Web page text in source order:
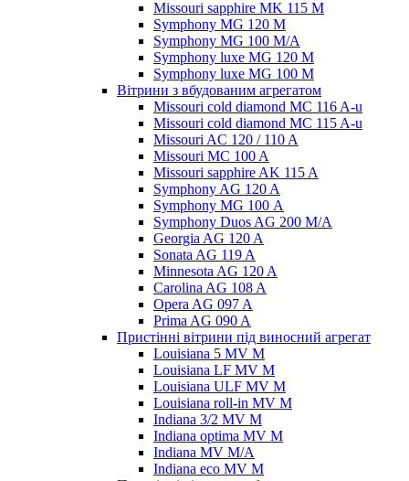
Missouri sapphire MK 115 M
Symphony MG 120 M
Symphony MG 100 M/А
Symphony luxe MG 120 M
Symphony luxe MG 100 M
Вітрини з вбудованим агрегатом
Missouri cold diamond MC 116 A-u
Missouri cold diamond MC 115 A-u
Missouri AC 120 / 110 A
Missouri MC 100 A
Missouri sapphire AK 115 A
Symphony AG 120 A
Symphony MG 100 А
Symphony Duos AG 200 M/A
Georgia AG 120 A
Sonata AG 119 A
Minnesota AG 120 A
Carolina AG 108 A
Opera AG 097 A
Prima AG 090 A
Пристінні вітрини під виносний агрегат
Louisiana 5 MV M
Louisiana LF MV M
Louisiana ULF MV M
Louisiana roll-in MV M
Indiana 3/2 MV M
Indiana optima MV M
Indiana MV M/A
Indiana eco MV M